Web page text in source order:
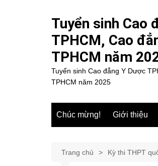
Tuyển sinh Cao
TPHCM, Cao
TPHCM năm
Tuyển sinh Cao đẳng Y Dược
TPHCM năm 2025
Chúc mừng! Giới thiệu
Trang chủ Kỳ thi THPT